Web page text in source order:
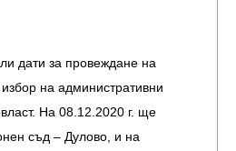
дати за провеждане на
на административни
На 08.12.2020 г. ще
съд – Дулово, и на